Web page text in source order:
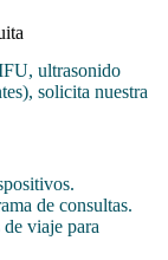
ultrasonido
solicita nuestra
de consultas.
viaje para